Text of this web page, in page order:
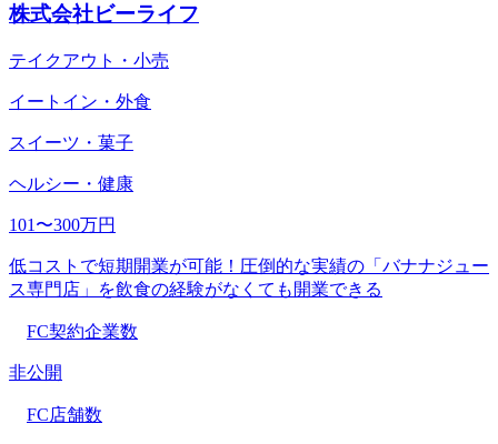
株式会社ビーライフ
テイクアウト・小売
イートイン・外食
スイーツ・菓子
ヘルシー・健康
101〜300万円
低コストで短期開業が可能！圧倒的な実績の「バナナジュー
ス専門店」を飲食の経験がなくても開業できる
FC契約企業数
非公開
FC店舗数